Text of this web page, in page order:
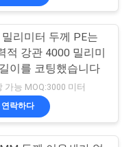
한 합
밀리미터 두께 PE는
적 강관 4000 밀리미
이를 코팅했습니다
가능 MOQ:3000 미터
연락하다